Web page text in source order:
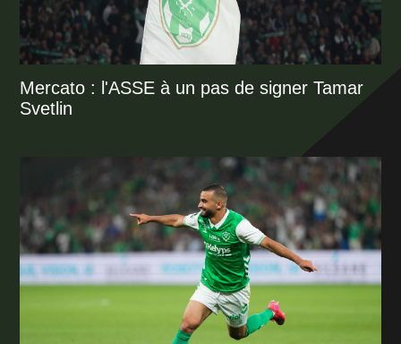
Mercato : l'ASSE à un pas de signer Tamar
Svetlin